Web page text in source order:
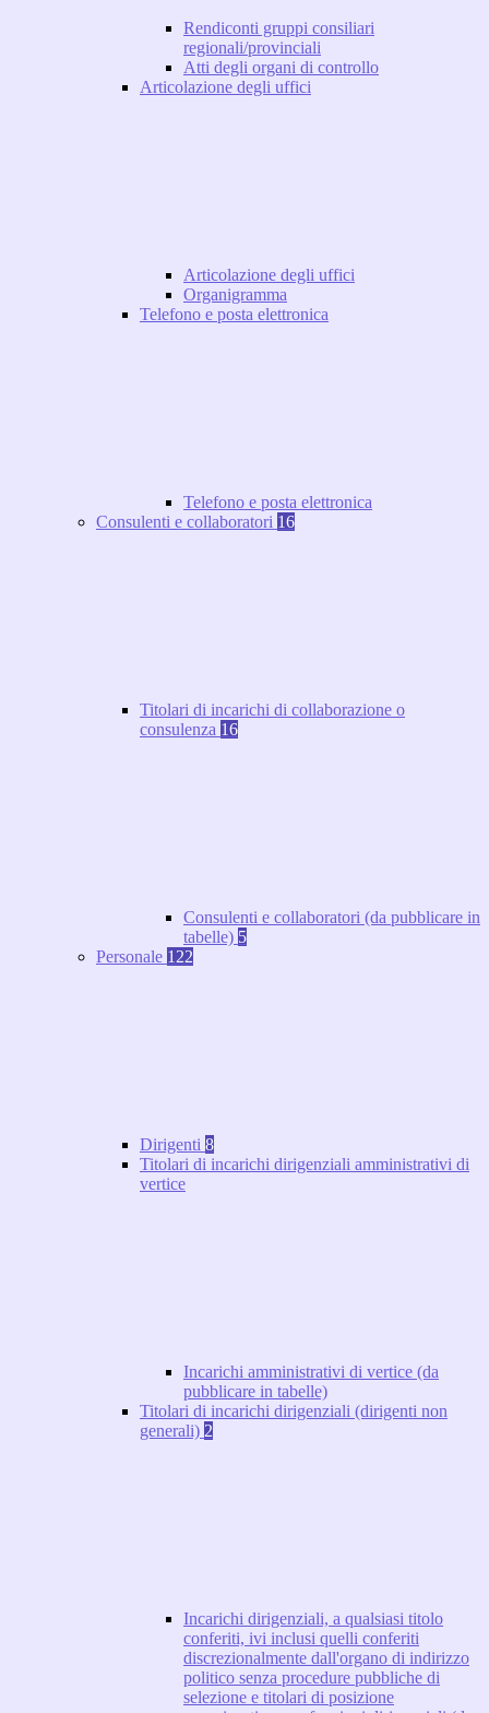
Rendiconti gruppi consiliari
regionali/provinciali
Atti degli organi di controllo
Articolazione degli uffici
Articolazione degli uffici
Organigramma
Telefono e posta elettronica
Telefono e posta elettronica
Consulenti e collaboratori 16
Titolari di incarichi di collaborazione o
consulenza 16
Consulenti e collaboratori (da pubblicare in
tabelle) 5
Personale 122
Dirigenti 8
Titolari di incarichi dirigenziali amministrativi di
vertice
Incarichi amministrativi di vertice (da
pubblicare in tabelle)
Titolari di incarichi dirigenziali (dirigenti non
generali) 2
Incarichi dirigenziali, a qualsiasi titolo
conferiti, ivi inclusi quelli conferiti
discrezionalmente dall'organo di indirizzo
politico senza procedure pubbliche di
selezione e titolari di posizione